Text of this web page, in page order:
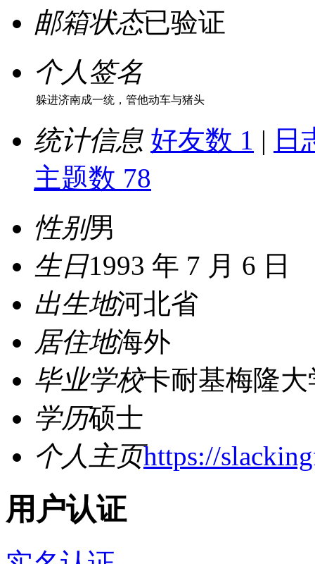
邮箱状态已验证
个人签名
躲进济南成一统，管他动车与猪头
统计信息 好友数 1 | 日
主题数 78
性别男
生日1993 年 7 月 6 日
出生地河北省
居住地海外
毕业学校卡耐基梅隆大
学历硕士
个人主页https://
用户认证